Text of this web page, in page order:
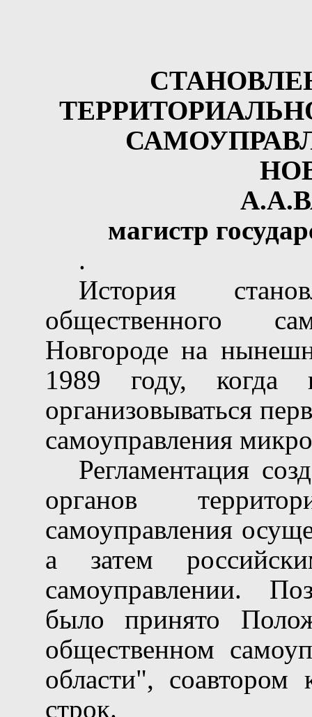
магистр
.
История
общественного
Новгороде на
1989 году, когда
организовываться
самоуправления
Регламентация
органов
самоуправления
а затем
самоуправлении.
было принято
общественном
области",
строк.